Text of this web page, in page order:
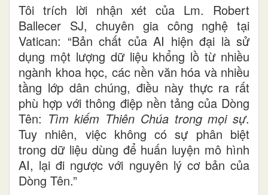
Tôi trích lời nhận xét của Lm. Robert
Ballecer SJ, chuyên gia công nghệ tại
Vatican: “Bản chất của AI hiện đại là sử
dụng một lượng dữ liệu khổng lồ từ nhiều
ngành khoa học, các nền văn hóa và nhiều
tầng lớp dân chúng, điều này thực ra rất
phù hợp với thông điệp nền tảng của Dòng
Tên: Tìm kiếm Thiên Chúa trong mọi sự.
Tuy nhiên, việc không có sự phân biệt
trong dữ liệu dùng để huấn luyện mô hình
AI, lại đi ngược với nguyên lý cơ bản của
Dòng Tên.”